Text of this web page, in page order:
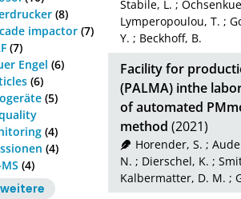
(8)
impactor (7)
(7)
Engel (6)
(6)
(5)
(4)
(4)
(4)
Stabile, L. ;
Lymperopoulou, T. ;
Y. ; Beckhoff, B.
Facility for
(PALMA) inthe
of automated
method (2021)
Horender, S. ;
N. ; Dierschel, K. ;
Kalbermatter, D. M. ;